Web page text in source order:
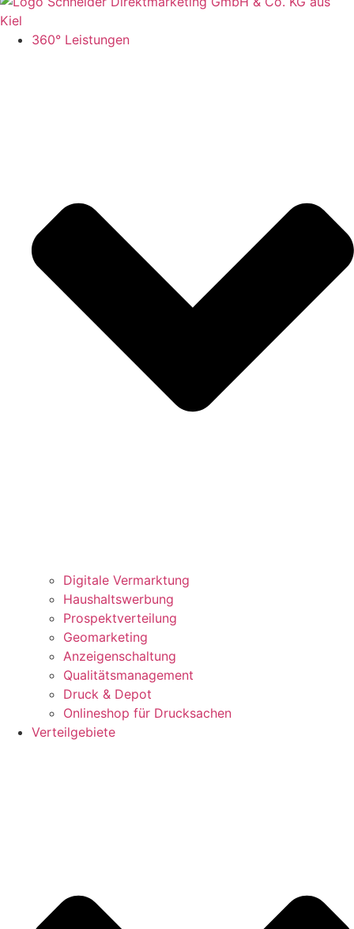
360° Leistungen
Digitale Vermarktung
Haushaltswerbung
Prospektverteilung
Geomarketing
Anzeigenschaltung
Qualitätsmanagement
Druck & Depot
Onlineshop für Drucksachen
Verteilgebiete